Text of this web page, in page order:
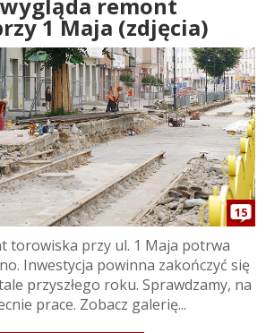
1 Maja (zdjęcia)
15
torowiska przy ul. 1 Maja potrwa
Inwestycja powinna zakończyć się
przyszłego roku. Sprawdzamy, na
prace. Zobacz galerię...